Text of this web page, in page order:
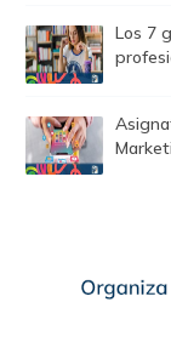
Los 7